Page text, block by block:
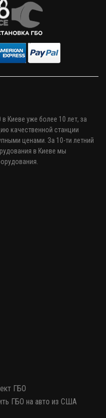
Киеве уже более 10 лет, за
качественной станции
ценами. За 10-ти летний
в Киеве мы
ГБО
ГБО на авто из США